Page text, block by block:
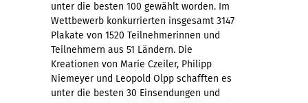
unter die besten 100 gewählt worden. Im
Wettbewerb konkurrierten insgesamt 3147
Plakate von 1520 Teilnehmerinnen und
Teilnehmern aus 51 Ländern. Die
Kreationen von Marie Czeiler, Philipp
Niemeyer und Leopold Olpp schafften es
unter die besten 30 Einsendungen und